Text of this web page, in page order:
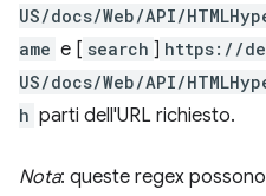
US/docs/Web/API/
ame e [ search ] https://
US/docs/Web/API/
h parti dell'URL richiesto.
Nota: queste regex